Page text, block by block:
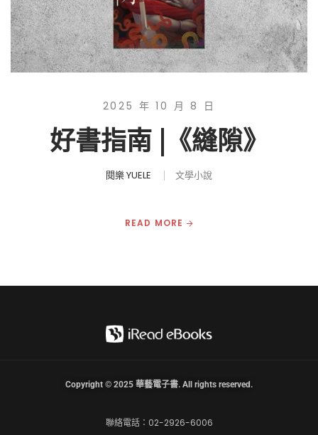
2025 年 10 月 8 日
好書指南 |《縫隙》
閱樂 YUELE 文學小說
READ MORE
聯絡電話：02-2926-6006
Copyright © 2025 華藝電子書. All rights reserved.